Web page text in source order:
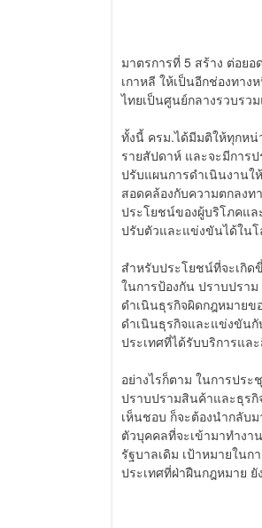
มาตรการที่ 5 สร้าง ต่อย
เกาหลี ให้เป็นอีกช่องทาง
ไทยเป็นศูนย์กลางรวบรว
ทั้งนี้ ครม.ได้มีมติให้ทุกหน่
รายสัปดาห์ และจะมีการ
ปรับแผนการดำเนินงานใ
สอดคล้องกับความตกลงท
ประโยชน์ของผู้บริโภคแ
ปรับตัวและแข่งขันได้ในโ
สำหรับประโยชน์ที่จะเกิ
ในการป้องกัน ปราบปรา
ดำเนินธุรกิจผิดกฎหมายข
ดำเนินธุรกิจและแข่งขันกั
ประเทศที่ได้รับบริการแ
อย่างไรก็ตาม ในการปร
ปราบปรามสินค้าและธุรกิ
เห็นชอบ ก็จะต้องนำกลับ
ตัวบุคคลที่จะเข้ามาทำงา
รัฐบาลเดิม เป้าหมายใน
ประเทศที่ฝ่าฝืนกฎหมาย